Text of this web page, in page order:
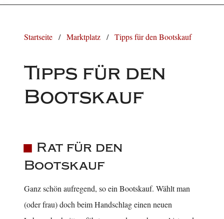
Startseite Marktplatz Tipps für den Bootskauf
Tipps für den
Bootskauf
Rat für den
Bootskauf
Ganz schön aufregend, so ein Bootskauf. Wählt man
(oder frau) doch beim Handschlag einen neuen